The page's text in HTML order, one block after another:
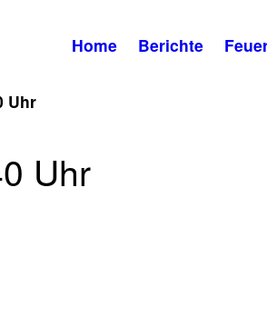
Home Berichte
Uhr
Uhr